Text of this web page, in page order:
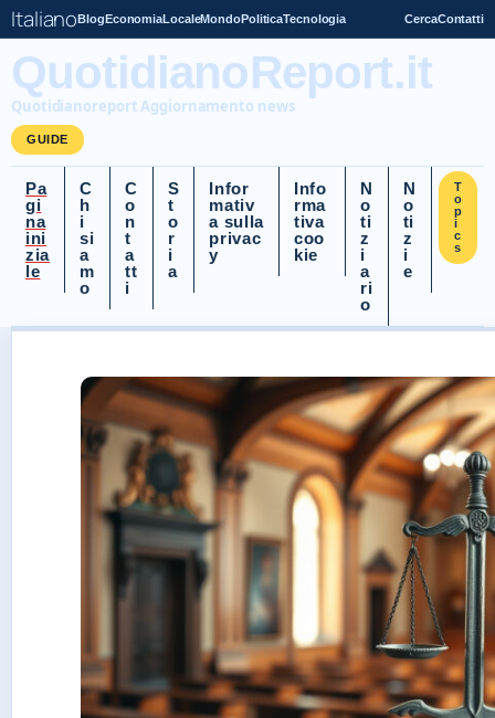
ItalianoBlogEconomiaLocaleMondoPoliticaTecnologia CercaContatti
QuotidianoReport.it
Quotidianoreport Aggiornamento news
GUIDE
Pa
gi
na
ini
zia
le
C
h
i
si
a
m
o
C
o
n
t
a
tt
i
S
t
o
r
i
a
Infor
mativ
a sulla
privac
y
Info
rma
tiva
coo
kie
N
o
ti
z
i
a
ri
o
N
o
ti
z
i
e
T
o
p
i
c
s